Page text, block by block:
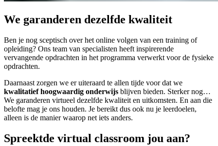
We garanderen dezelfde kwaliteit
Ben je nog sceptisch over het online volgen van een training of
opleiding? Ons team van specialisten heeft inspirerende
vervangende opdrachten in het programma verwerkt voor de fysieke
opdrachten.
Daarnaast zorgen we er uiteraard te allen tijde voor dat we
kwalitatief hoogwaardig onderwijs blijven bieden. Sterker nog…
We garanderen virtueel dezelfde kwaliteit en uitkomsten. En aan die
belofte mag je ons houden. Je bereikt dus ook nu je leerdoelen,
alleen is de manier waarop net iets anders.
Spreektde virtual classroom jou aan?